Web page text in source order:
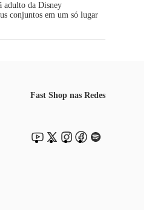
adulto da Disney
conjuntos em um só lugar
Fast Shop nas Redes